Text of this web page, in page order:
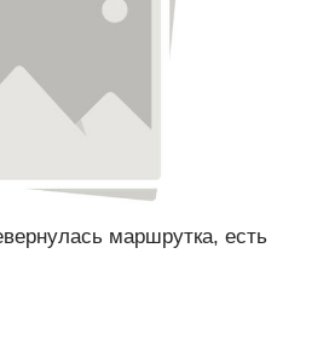
маршрутка, есть